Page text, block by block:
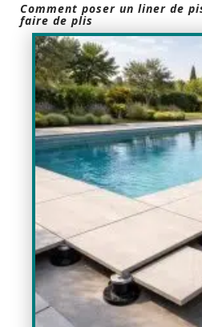
Comment poser un liner de
faire de plis